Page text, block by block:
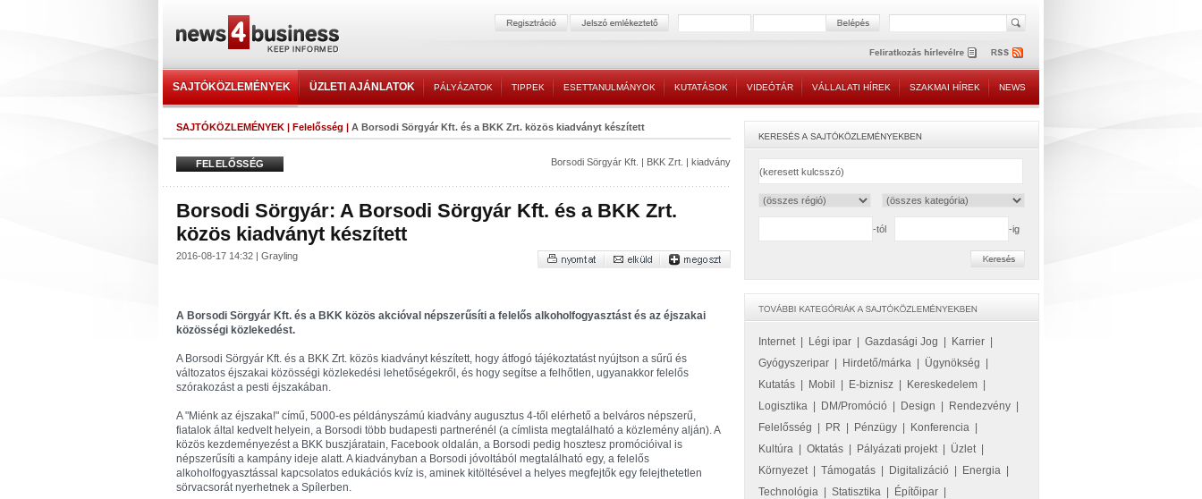
SAJTÓKÖZLEMÉNYEK ÜZLETI AJÁNLATOK PÁLYÁZATOK TIPPEK ESETTANULMÁNYOK KUTATÁSOK VIDEÓTÁR VÁLLALATI HÍREK SZAKMAI HÍREK NEWS
SAJTÓKÖZLEMÉNYEK | Felelősség | A Borsodi Sörgyár Kft. és a BKK Zrt. közös kiadványt készített
FELELŐSSÉG Borsodi Sörgyár Kft. | BKK Zrt. | kiadvány
Borsodi Sörgyár: A Borsodi Sörgyár Kft. és a BKK Zrt.
közös kiadványt készített
2016-08-17 14:32 | Grayling
A Borsodi Sörgyár Kft. és a BKK közös akcióval népszerűsíti a felelős alkoholfogyasztást és az éjszakai
közösségi közlekedést.
A Borsodi Sörgyár Kft. és a BKK Zrt. közös kiadványt készített, hogy átfogó tájékoztatást nyújtson a sűrű és
változatos éjszakai közösségi közlekedési lehetőségekről, és hogy segítse a felhőtlen, ugyanakkor felelős
szórakozást a pesti éjszakában.
A "Miénk az éjszaka!" című, 5000-es példányszámú kiadvány augusztus 4-től elérhető a belváros népszerű,
fiatalok által kedvelt helyein, a Borsodi több budapesti partnerénél (a címlista megtalálható a közlemény alján). A
közös kezdeményezést a BKK buszjáratain, Facebook oldalán, a Borsodi pedig hosztesz promócióival is
népszerűsíti a kampány ideje alatt. A kiadványban a Borsodi jóvoltából megtalálható egy, a felelős
alkoholfogyasztással kapcsolatos edukációs kvíz is, aminek kitöltésével a helyes megfejtők egy felejthetetlen
sörvacsorát nyerhetnek a Spílerben.
-tól -ig
Internet| Légi ipar Gazdasági Jog Karrier
Gyógyszeripar
Hirdető/márka Ügynökség
Kutatás
Mobil E-biznisz Kereskedelem
Logisztika
DM/Promóció Design Rendezvény
Felelősség
PR Pénzügy Konferencia
Kultúra
Oktatás Pályázati projekt| Üzlet|
Környezet| Támogatás Digitalizáció Energia
Technológia
Statisztika Építőipar